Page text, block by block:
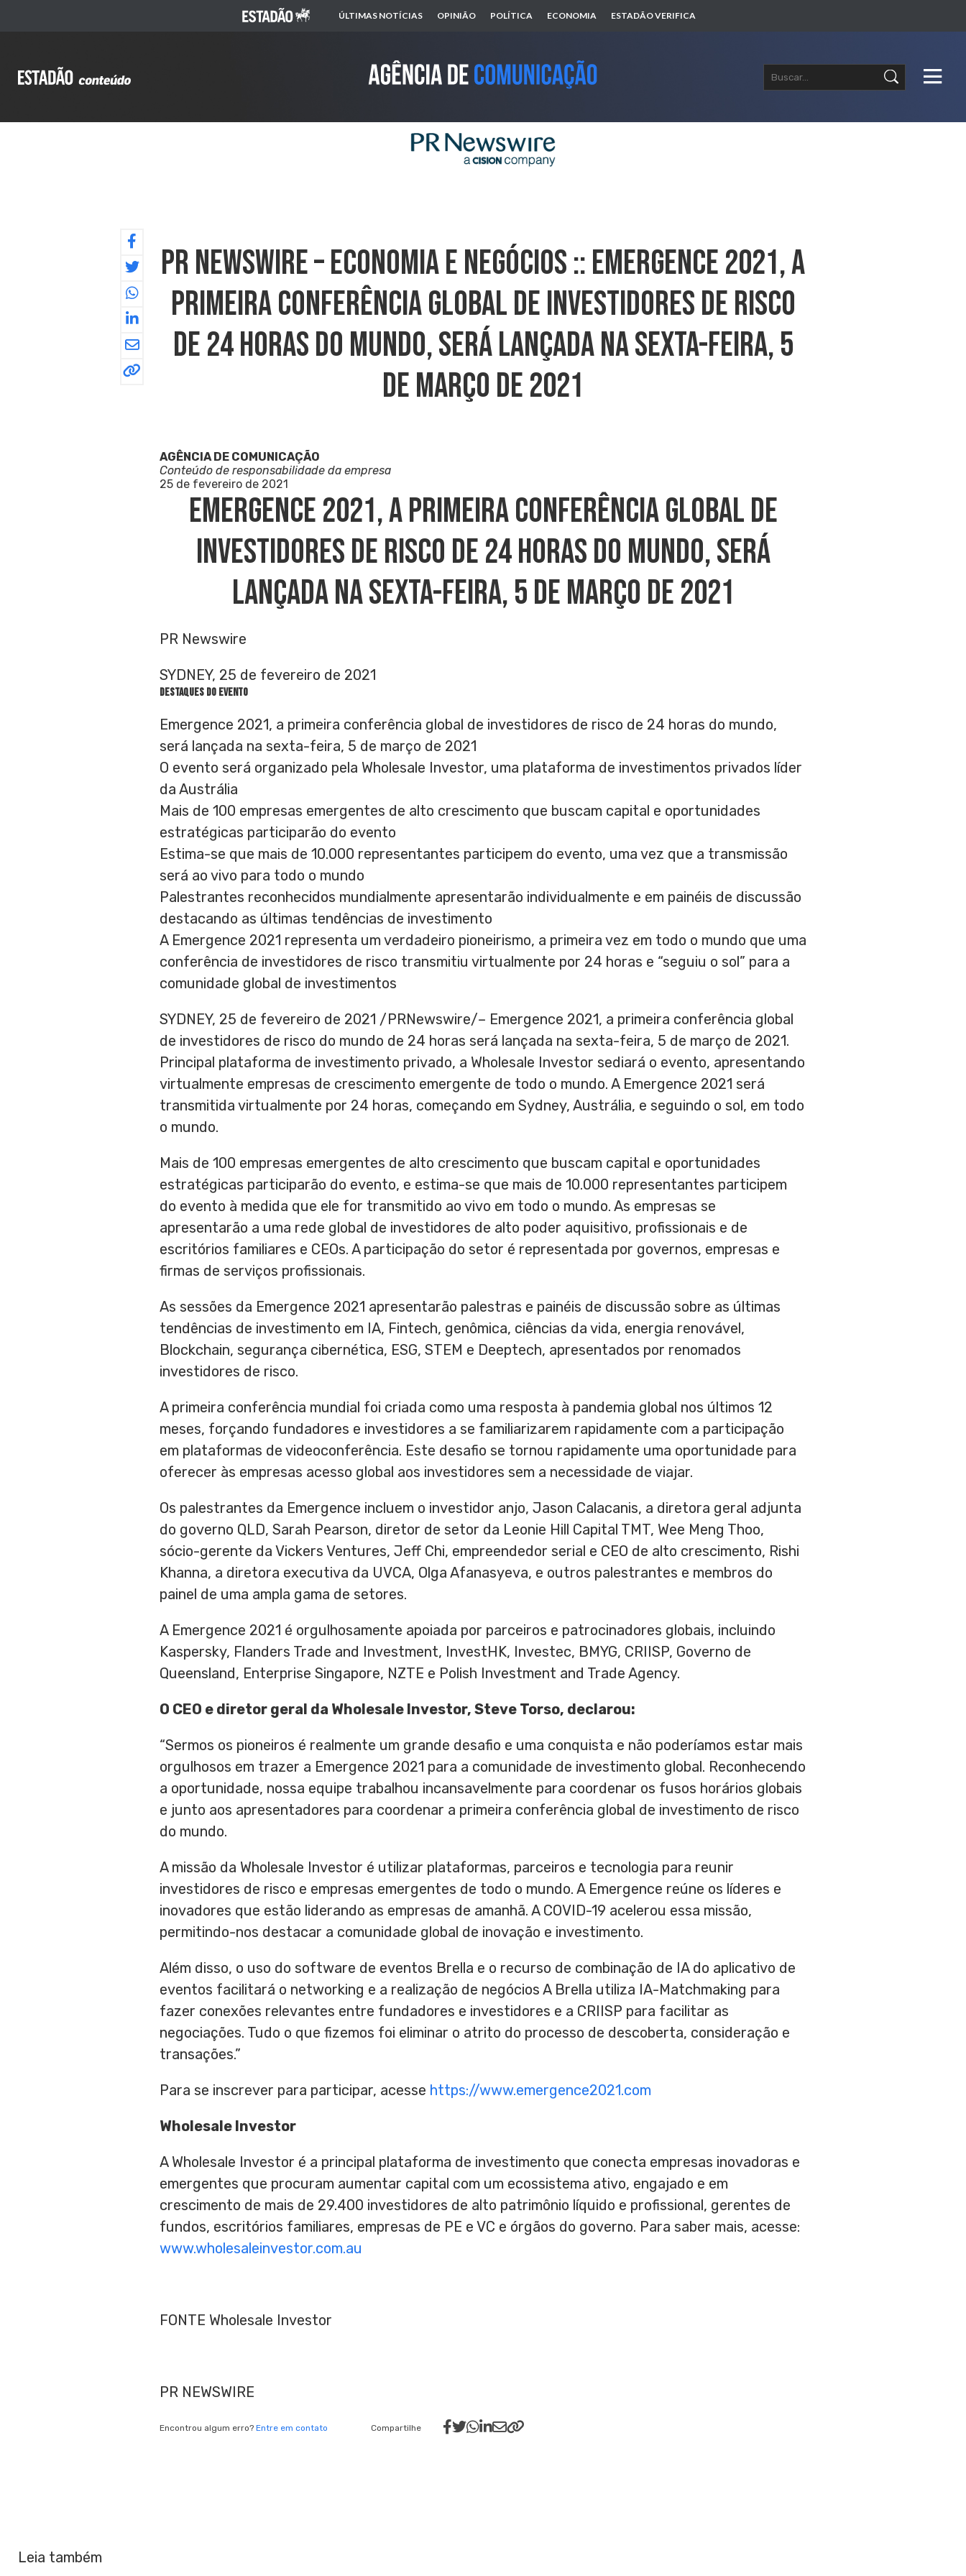
ÚLTIMAS NOTÍCIAS OPINIÃO POLÍTICA ECONOMIA ESTADÃO VERIFICA
PR NEWSWIRE – ECONOMIA E NEGÓCIOS :: Emergence 2021, A
Primeira Conferência Global De Investidores De Risco
De 24 Horas Do Mundo, Será Lançada Na Sexta-Feira, 5
De Março De 2021
AGÊNCIA DE COMUNICAÇÃO
Conteúdo de responsabilidade da empresa
25 de fevereiro de 2021
Emergence 2021, A Primeira Conferência Global De
Investidores De Risco De 24 Horas Do Mundo, Será
Lançada Na Sexta-Feira, 5 De Março De 2021
PR Newswire
SYDNEY, 25 de fevereiro de 2021
Destaques do evento
Emergence 2021, a primeira conferência global de investidores de risco de 24 horas do mundo,
será lançada na sexta-feira, 5 de março de 2021
O evento será organizado pela Wholesale Investor, uma plataforma de investimentos privados líder
da Austrália
Mais de 100 empresas emergentes de alto crescimento que buscam capital e oportunidades
estratégicas participarão do evento
Estima-se que mais de 10.000 representantes participem do evento, uma vez que a transmissão
será ao vivo para todo o mundo
Palestrantes reconhecidos mundialmente apresentarão individualmente e em painéis de discussão
destacando as últimas tendências de investimento
A Emergence 2021 representa um verdadeiro pioneirismo, a primeira vez em todo o mundo que uma
conferência de investidores de risco transmitiu virtualmente por 24 horas e “seguiu o sol” para a
comunidade global de investimentos
SYDNEY, 25 de fevereiro de 2021 /PRNewswire/– Emergence 2021, a primeira conferência global
de investidores de risco do mundo de 24 horas será lançada na sexta-feira, 5 de março de 2021.
Principal plataforma de investimento privado, a Wholesale Investor sediará o evento, apresentando
virtualmente empresas de crescimento emergente de todo o mundo. A Emergence 2021 será
transmitida virtualmente por 24 horas, começando em Sydney, Austrália, e seguindo o sol, em todo
o mundo.
Mais de 100 empresas emergentes de alto crescimento que buscam capital e oportunidades
estratégicas participarão do evento, e estima-se que mais de 10.000 representantes participem
do evento à medida que ele for transmitido ao vivo em todo o mundo. As empresas se
apresentarão a uma rede global de investidores de alto poder aquisitivo, profissionais e de
escritórios familiares e CEOs. A participação do setor é representada por governos, empresas e
firmas de serviços profissionais.
As sessões da Emergence 2021 apresentarão palestras e painéis de discussão sobre as últimas
tendências de investimento em IA, Fintech, genômica, ciências da vida, energia renovável,
Blockchain, segurança cibernética, ESG, STEM e Deeptech, apresentados por renomados
investidores de risco.
A primeira conferência mundial foi criada como uma resposta à pandemia global nos últimos 12
meses, forçando fundadores e investidores a se familiarizarem rapidamente com a participação
em plataformas de videoconferência. Este desafio se tornou rapidamente uma oportunidade para
oferecer às empresas acesso global aos investidores sem a necessidade de viajar.
Os palestrantes da Emergence incluem o investidor anjo, Jason Calacanis, a diretora geral adjunta
do governo QLD, Sarah Pearson, diretor de setor da Leonie Hill Capital TMT, Wee Meng Thoo,
sócio-gerente da Vickers Ventures, Jeff Chi, empreendedor serial e CEO de alto crescimento, Rishi
Khanna, a diretora executiva da UVCA, Olga Afanasyeva, e outros palestrantes e membros do
painel de uma ampla gama de setores.
A Emergence 2021 é orgulhosamente apoiada por parceiros e patrocinadores globais, incluindo
Kaspersky, Flanders Trade and Investment, InvestHK, Investec, BMYG, CRIISP, Governo de
Queensland, Enterprise Singapore, NZTE e Polish Investment and Trade Agency.
O CEO e diretor geral da Wholesale Investor, Steve Torso, declarou:
“Sermos os pioneiros é realmente um grande desafio e uma conquista e não poderíamos estar mais
orgulhosos em trazer a Emergence 2021 para a comunidade de investimento global. Reconhecendo
a oportunidade, nossa equipe trabalhou incansavelmente para coordenar os fusos horários globais
e junto aos apresentadores para coordenar a primeira conferência global de investimento de risco
do mundo.
A missão da Wholesale Investor é utilizar plataformas, parceiros e tecnologia para reunir
investidores de risco e empresas emergentes de todo o mundo. A Emergence reúne os líderes e
inovadores que estão liderando as empresas de amanhã. A COVID-19 acelerou essa missão,
permitindo-nos destacar a comunidade global de inovação e investimento.
Além disso, o uso do software de eventos Brella e o recurso de combinação de IA do aplicativo de
eventos facilitará o networking e a realização de negócios A Brella utiliza IA-Matchmaking para
fazer conexões relevantes entre fundadores e investidores e a CRIISP para facilitar as
negociações. Tudo o que fizemos foi eliminar o atrito do processo de descoberta, consideração e
transações.”
Para se inscrever para participar, acesse https://www.emergence2021.com
Wholesale Investor
A Wholesale Investor é a principal plataforma de investimento que conecta empresas inovadoras e
emergentes que procuram aumentar capital com um ecossistema ativo, engajado e em
crescimento de mais de 29.400 investidores de alto patrimônio líquido e profissional, gerentes de
fundos, escritórios familiares, empresas de PE e VC e órgãos do governo. Para saber mais, acesse:
www.wholesaleinvestor.com.au
FONTE Wholesale Investor
PR NEWSWIRE
Encontrou algum erro? Entre em contato Compartilhe
Leia também